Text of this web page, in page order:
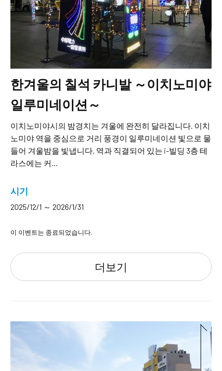
한겨울의 칠석 카니발 ～이치노미야
일루미네이션～
이치노미야시의 밤경치는 겨울에 완전히 달라집니다. 이치
노미야 역을 중심으로 거리 풍경이 일루미네이션 빛으로 물
들어 겨울밤을 빛냅니다. 역과 직결되어 있는 i-빌딩 3층 테
라스에는 커...
시기
2025/12/1 ～ 2026/1/31
이 이벤트는 종료되었습니다.
더보기